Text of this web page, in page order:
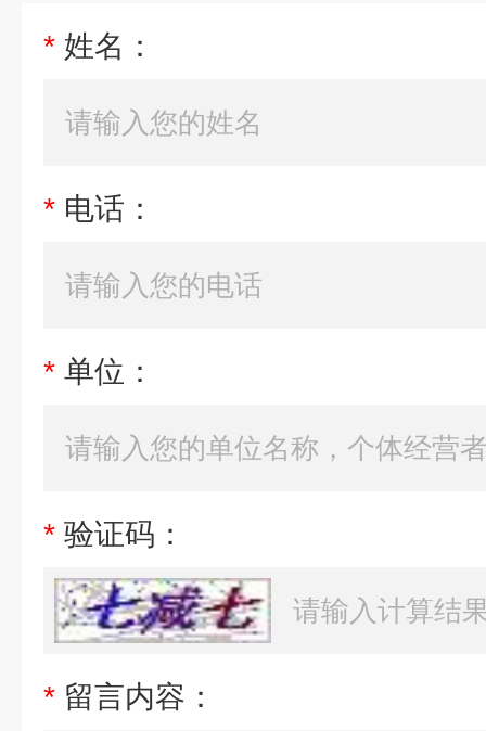
* 姓名：
* 电话：
* 单位：
* 验证码：
* 留言内容：